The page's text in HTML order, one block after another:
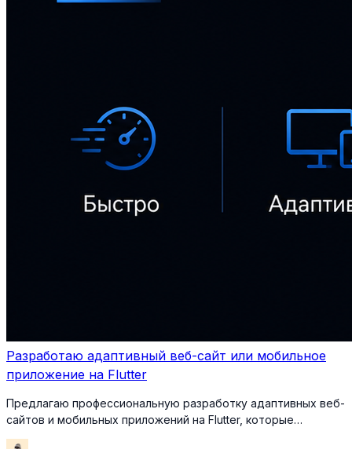
Разработаю адаптивный веб-сайт или мобильное
приложение на Flutter
Предлагаю профессиональную разработку адаптивных веб-
сайтов и мобильных приложений на Flutter, которые…